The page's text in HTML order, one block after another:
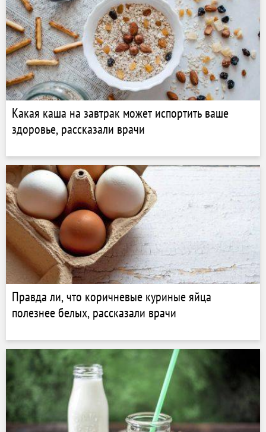
Какая каша на завтрак может испортить ваше
здоровье, рассказали врачи
Правда ли, что коричневые куриные яйца
полезнее белых, рассказали врачи